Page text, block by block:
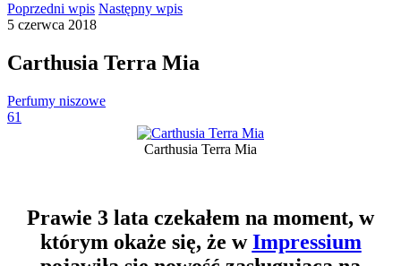
Poprzedni wpis Następny wpis
5 czerwca 2018
Carthusia Terra Mia
Perfumy niszowe
61
Carthusia Terra Mia
Prawie 3 lata czekałem na moment, w
którym okaże się, że wImpressium